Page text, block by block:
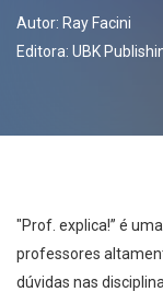
Autor: Ray Facini
Editora: UBK
"Prof. explica!” é
professores
dúvidas nas